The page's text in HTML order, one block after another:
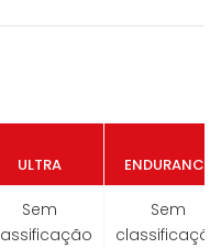
ULTRA ENDURANCE
Sem
Sem
classificação